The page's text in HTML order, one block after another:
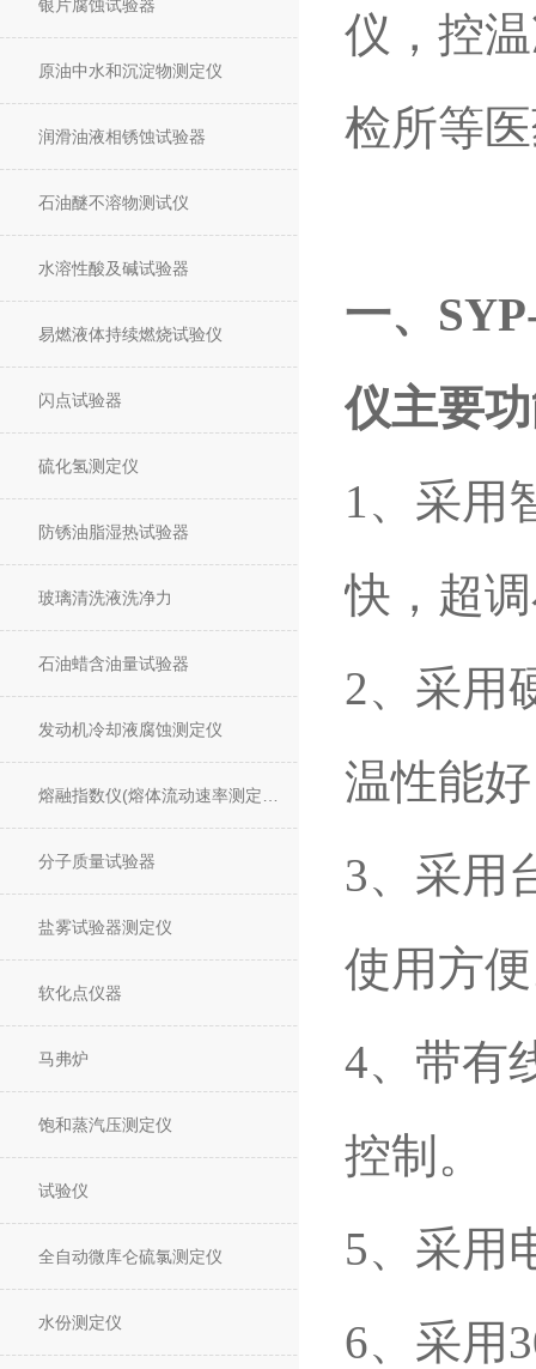
银片腐蚀试验器
原油中水和沉淀物测定仪
润滑油液相锈蚀试验器
石油醚不溶物测试仪
水溶性酸及碱试验器
易燃液体持续燃烧试验仪
闪点试验器
硫化氢测定仪
防锈油脂湿热试验器
玻璃清洗液洗净力
石油蜡含油量试验器
发动机冷却液腐蚀测定仪
分子质量试验器
盐雾试验器测定仪
软化点仪器
马弗炉
饱和蒸汽压测定仪
试验仪
全自动微库仑硫氯测定仪
水份测定仪
仪，控
检所等
一、
仪主要
1、采用
快，超
2、采用
温性能
3、采用
使用方
4、带有
控制。
5、采用
6、采用